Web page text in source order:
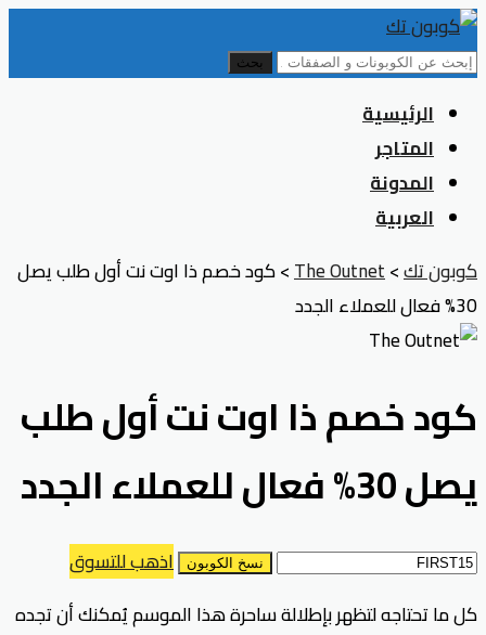
بحث
Skip
content
الرئيسية
المتاجر
المدونة
العربية
كوبون تك>
The Outnet
>كود خصم ذا اوت نت أول طلب يصل
30% فعال للعملاء الجدد
كود خصم ذا اوت نت أول طلب
يصل 30% فعال للعملاء الجدد
نسخ الكوبون
اذهب للتسوق
كل ما تحتاجه لتظهر بإطلالة ساحرة هذا الموسم يُمكنك أن تجده